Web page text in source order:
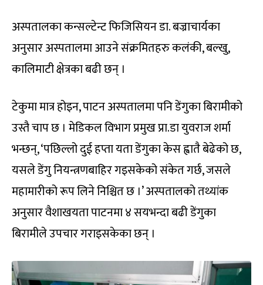
अस्पतालका कन्सल्टेन्ट फिजिसियन डा. बज्राचार्यका
अनुसार अस्पतालमा आउने संक्रमितहरु कल‌ंकी, बल्खु,
कालिमाटी क्षेत्रका बढी छन् ।
टेकुमा मात्र होइन, पाटन अस्पतालमा पनि डेंगुका बिरामीको
उस्तै चाप छ । मेडिकल विभाग प्रमुख प्रा.डा युवराज शर्मा
भन्छन्, ‘पछिल्लो दुई हप्ता यता डेंगुका केस ह्वातै बेढेको छ,
यसले डेंगु नियन्त्रणबाहिर गइसकेको संकेत गर्छ, जसले
महामारीको रूप लिने निश्चित छ ।’ अस्पतालको तथ्यांक
अनुसार वैशाखयता पाटनमा ४ सयभन्दा बढी डेंगुका
बिरामीले उपचार गराइसकेका छन् ।